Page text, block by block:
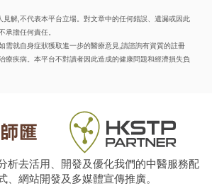
見解,不代表本平台立場。對文章中的任何錯誤、遺漏或因此
承擔任何責任。
需就自身症狀獲取進一步的醫療意見,請諮詢有資質的註冊
療疾病。本平台不對讀者因此造成的健康問題和經濟損失負
析去活用、開發及優化我們的中醫服務配
、網站開發及多媒體宣傳推廣。